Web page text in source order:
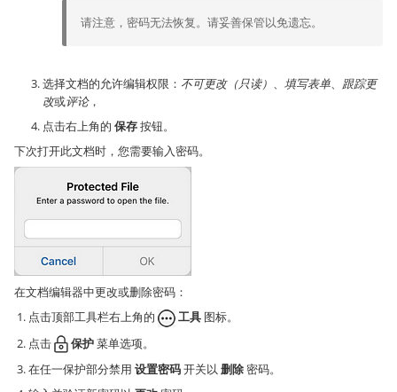
请注意，密码无法恢复。请妥善保管以免遗忘。
选择文档的允许编辑权限： 不可更改（只读） 、 填写表单、 跟踪更
改或评论，
点击右上角的 保存按钮。
下次打开此文档时，您需要输入密码。
在文档编辑器中更改或删除密码：
点击顶部工具栏右上角的
工具 图标。
点击
保护菜单选项。
在任一保护部分禁用 设置密码开关以 删除 密码。